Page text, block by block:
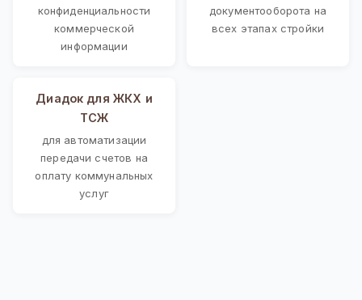
конфиденциальности
коммерческой
информации
документооборота на
всех этапах стройки
Диадок для ЖКХ и
ТСЖ
для автоматизации
передачи счетов на
оплату коммунальных
услуг